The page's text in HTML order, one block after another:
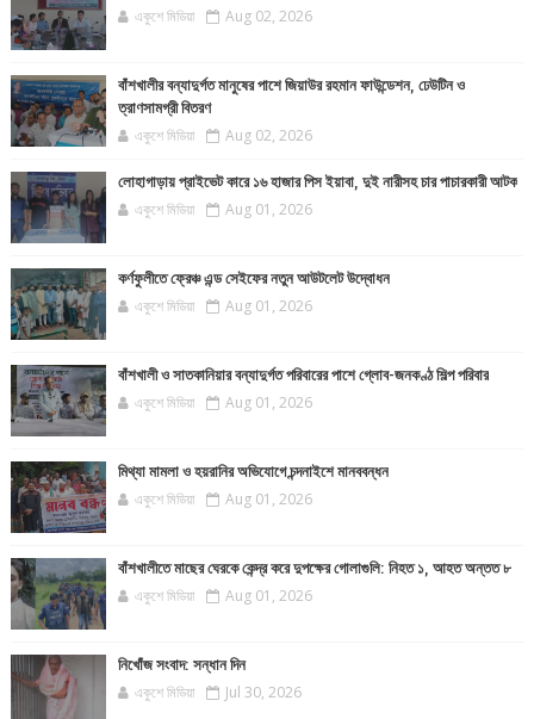
একুশে মিডিয়া Aug 02, 2026
বাঁশখালীর বন্যাদুর্গত মানুষের পাশে জিয়াউর রহমান ফাউন্ডেশন, ঢেউটিন ও
ত্রাণসামগ্রী বিতরণ
একুশে মিডিয়া Aug 02, 2026
লোহাগাড়ায় প্রাইভেট কারে ১৬ হাজার পিস ইয়াবা, দুই নারীসহ চার পাচারকারী আটক
একুশে মিডিয়া Aug 01, 2026
কর্ণফুলীতে ফ্রেঞ্চ এন্ড সেইফের নতুন আউটলেট উদ্বোধন
একুশে মিডিয়া Aug 01, 2026
বাঁশখালী ও সাতকানিয়ার বন্যাদুর্গত পরিবারের পাশে গ্লোব-জনকণ্ঠ শিল্প পরিবার
একুশে মিডিয়া Aug 01, 2026
মিথ্যা মামলা ও হয়রানির অভিযোগে চন্দনাইশে মানববন্ধন
একুশে মিডিয়া Aug 01, 2026
বাঁশখালীতে মাছের ঘেরকে কেন্দ্র করে দুপক্ষের গোলাগুলি: নিহত ১, আহত অন্তত ৮
একুশে মিডিয়া Aug 01, 2026
নিখোঁজ সংবাদ: সন্ধান দিন
একুশে মিডিয়া Jul 30, 2026